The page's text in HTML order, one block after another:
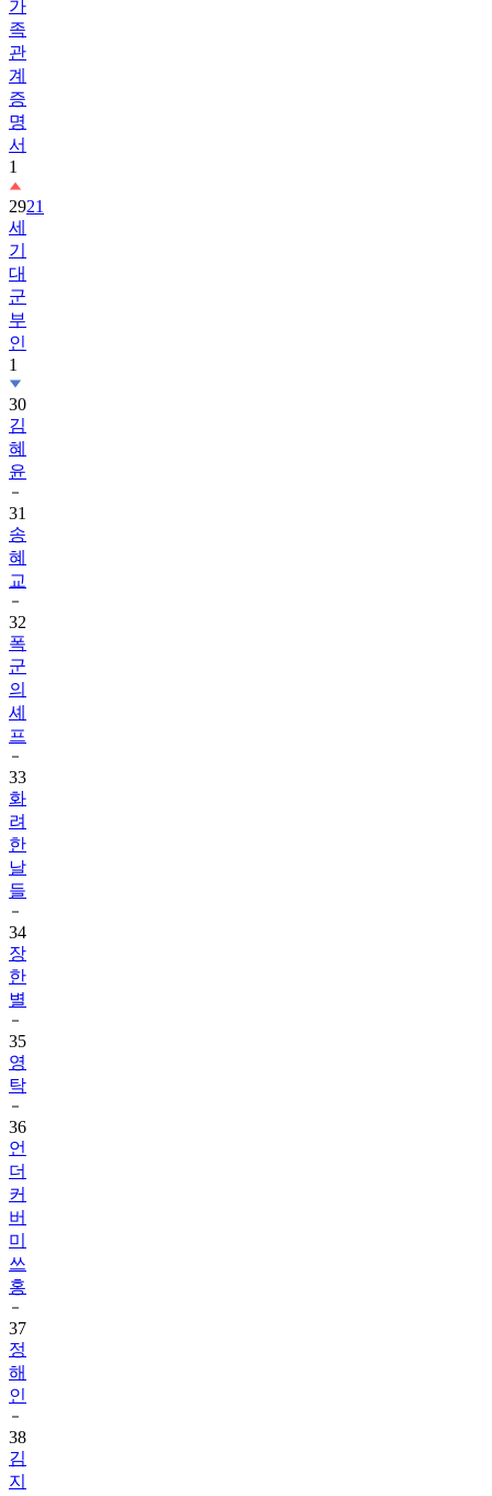
가
족
관
계
증
명
서
1
2921
세
기
대
군
부
인
1
30
김
혜
윤
31
송
혜
교
32
폭
군
의
셰
프
33
화
려
한
날
들
34
장
한
별
35
영
탁
36
언
더
커
버
미
쓰
홍
37
정
해
인
38
김
지